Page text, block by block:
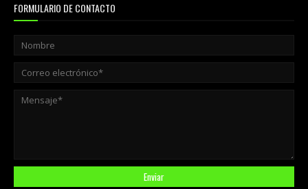
FORMULARIO DE CONTACTO